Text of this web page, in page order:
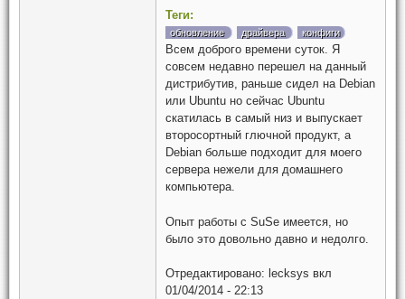
Теги:
обновление драйвера конфиги
Всем доброго времени суток. Я
совсем недавно перешел на данный
дистрибутив, раньше сидел на Debian
или Ubuntu но сейчас Ubuntu
скатилась в самый низ и выпускает
второсортный глючной продукт, а
Debian больше подходит для моего
сервера нежели для домашнего
компьютера.
Опыт работы с SuSe имеется, но
было это довольно давно и недолго.
Отредактировано: lecksys вкл
01/04/2014 - 22:13